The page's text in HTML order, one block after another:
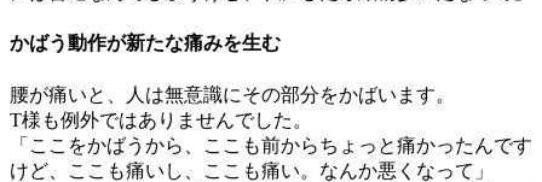
かばう動作が新たな痛みを生む
腰が痛いと、人は無意識にその部分をかばいます。
T様も例外ではありませんでした。
「ここをかばうから、ここも前からちょっと痛かったんです
けど、ここも痛いし、ここも痛い。なんか悪くなって」